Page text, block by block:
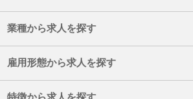
業種から求人を探す
雇用形態から求人を探す